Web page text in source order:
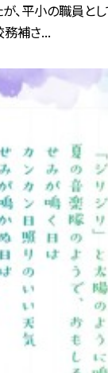
、平小の職員と
務補さ...